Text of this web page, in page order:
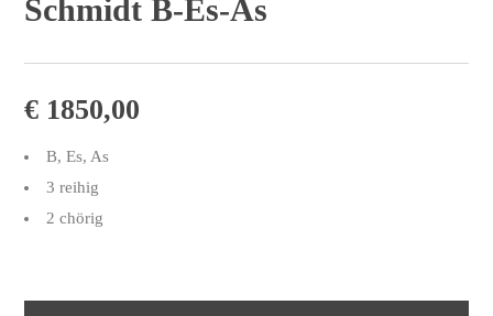
Schmidt B-Es-As
€ 1850,00
B, Es, As
3 reihig
2 chörig